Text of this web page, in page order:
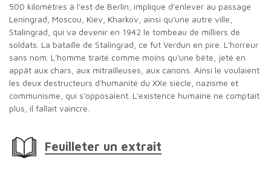
500 kilomètres à l'est de Berlin, implique d'enlever au passage
Leningrad, Moscou, Kiev, Kharkov, ainsi qu'une autre ville,
Stalingrad, qui va devenir en 1942 le tombeau de milliers de
soldats. La bataille de Stalingrad, ce fut Verdun en pire. L'horreur
sans nom. L'homme traité comme moins qu'une bête, jeté en
appât aux chars, aux mitrailleuses, aux canons. Ainsi le voulaient
les deux destructeurs d'humanité du XXe siècle, nazisme et
communisme, qui s'opposaient. L'existence humaine ne comptait
plus, il fallait vaincre.
Feuilleter un extrait